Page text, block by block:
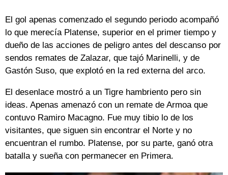
El gol apenas comenzado el segundo periodo acompañó
lo que merecía Platense, superior en el primer tiempo y
dueño de las acciones de peligro antes del descanso por
sendos remates de Zalazar, que tajó Marinelli, y de
Gastón Suso, que explotó en la red externa del arco.
El desenlace mostró a un Tigre hambriento pero sin
ideas. Apenas amenazó con un remate de Armoa que
contuvo Ramiro Macagno. Fue muy tibio lo de los
visitantes, que siguen sin encontrar el Norte y no
encuentran el rumbo. Platense, por su parte, ganó otra
batalla y sueña con permanecer en Primera.